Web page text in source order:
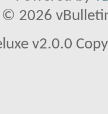
2026
v2.0.0